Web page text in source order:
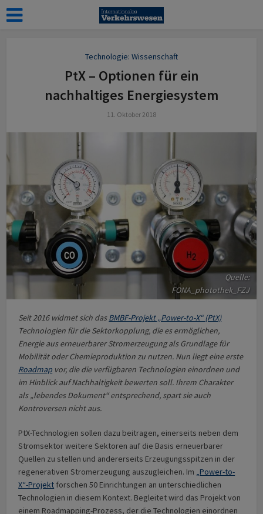
Technologie: Wissenschaft
PtX – Optionen für ein
nachhaltiges Energiesystem
11. Oktober 2018
Quelle:
FONA_photothek_FZJ
Seit 2016 widmet sich dasBMBF-Projekt „Power-to-X“ (PtX)
Technologien für die Sektorkopplung, die es ermöglichen,
Energie aus erneuerbarer Stromerzeugung als Grundlage für
Mobilität oder Chemieproduktion zu nutzen. Nun liegt eine erste
Roadmap vor, die die verfügbaren Technologien einordnen und
im Hinblick auf Nachhaltigkeit bewerten soll. Ihrem Charakter
als „lebendes Dokument“ entsprechend, spart sie auch
Kontroversen nicht aus.
PtX-Technologien sollen dazu beitragen, einerseits neben dem
Stromsektor weitere Sektoren auf die Basis erneuerbarer
Quellen zu stellen und andererseits Erzeugungsspitzen in der
regenerativen Stromerzeugung auszugleichen. Im „Power-to-
X“-Projekt forschen 50 Einrichtungen an unterschiedlichen
Technologien in diesem Kontext. Begleitet wird das Projekt von
einem Roadmapping-Prozess, der die Technologien einordnen